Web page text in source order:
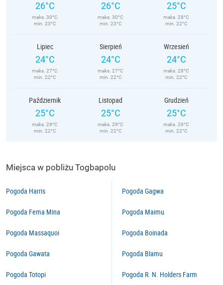
26°C
maks. 30°C
min. 23°C
26°C
maks. 30°C
min. 23°C
25°C
maks. 28°C
min. 22°C
Lipiec
24°C
maks. 27°C
min. 22°C
Sierpień
24°C
maks. 27°C
min. 22°C
Wrzesień
24°C
maks. 28°C
min. 22°C
Październik
25°C
maks. 29°C
min. 22°C
Listopad
25°C
maks. 29°C
min. 22°C
Grudzień
25°C
maks. 29°C
min. 22°C
Miejsca w pobliżu Togbapolu
Pogoda Harris
Pogoda Fema Mina
Pogoda Massaquoi
Pogoda Gawata
Pogoda Totopi
Pogoda Gagwa
Pogoda Maimu
Pogoda Boinada
Pogoda Blamu
Pogoda R. N. Holders Farm